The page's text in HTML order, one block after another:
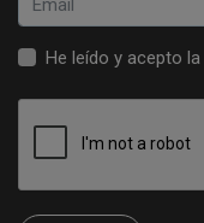
He leído y acepto la